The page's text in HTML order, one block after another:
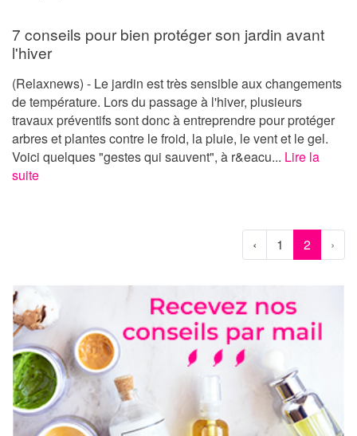
7 conseils pour bien protéger son jardin avant
l'hiver
(Relaxnews) - Le jardin est très sensible aux changements
de température. Lors du passage à l'hiver, plusieurs
travaux préventifs sont donc à entreprendre pour protéger
arbres et plantes contre le froid, la pluie, le vent et le gel.
Voici quelques "gestes qui sauvent", à r&eacu... Lire la
suite
‹ 1 2 ›